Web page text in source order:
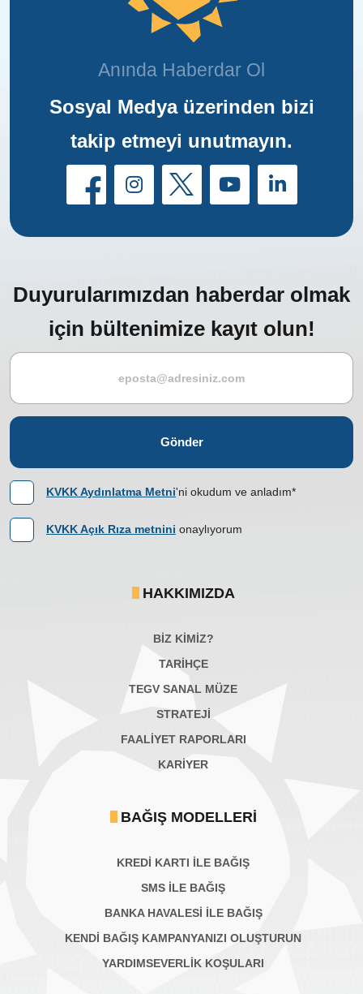
Anında Haberdar Ol
Sosyal Medya üzerinden bizi
takip etmeyi unutmayın.
Duyurularımızdan haberdar olmak
için bültenimize kayıt olun!
Gönder
KVKK Aydınlatma Metni'ni okudum ve anladım*
KVKK Açık Rıza metnini onaylıyorum
HAKKIMIZDA
BİZ KİMİZ?
TARİHÇE
TEGV SANAL MÜZE
STRATEJİ
FAALİYET RAPORLARI
KARIYER
BAĞIŞ MODELLERI
KREDİ KARTI İLE BAĞIŞ
SMS İLE BAĞIŞ
BANKA HAVALESİ İLE BAĞIŞ
KENDİ BAĞIŞ KAMPANYANIZI OLUŞTURUN
YARDIMSEVERLİK KOŞULARI